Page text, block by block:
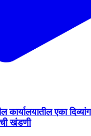
एका
खंडणी